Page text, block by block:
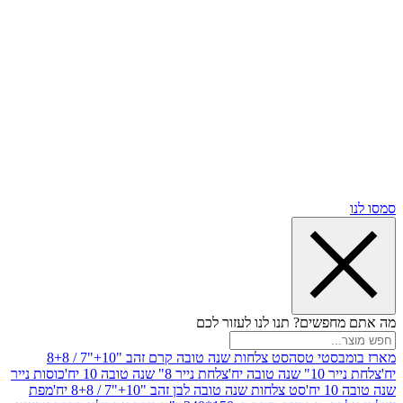
תנו לנו לעזור לכם
טסה
סט צלחות שנה טובה קרם זהב "10+"7 / 8+8
יח'
צלחת נייר 8" שנה טובה 10 יח'
כוסות נייר
סט צלחות שנה טובה לבן זהב "10+"7 / 8+8 יח'
מפת